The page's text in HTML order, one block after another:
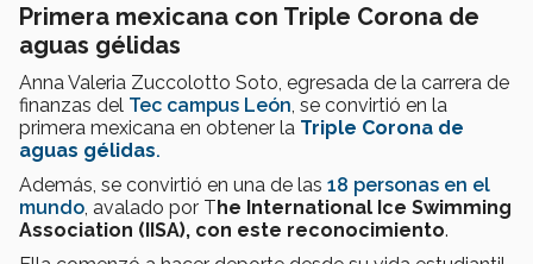
Primera mexicana con Triple Corona de
aguas gélidas
Anna Valeria Zuccolotto Soto, egresada de la carrera de
finanzas del Tec campus León , se convirtió en la
primera mexicana en obtener la Triple Corona de
aguas gélidas.
Además, se convirtió en una de las 18 personas en el
mundo , avalado por The International Ice Swimming
Association (IISA), con este reconocimiento.